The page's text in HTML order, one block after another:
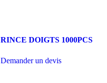
RINCE DOIGTS 1000PCS
Demander un devis